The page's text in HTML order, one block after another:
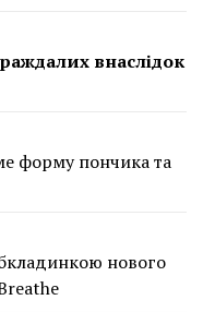
внаслідок
форму пончика та
нового